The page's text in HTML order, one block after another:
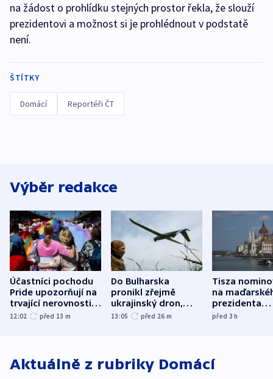
na žádost o prohlídku stejných prostor řekla, že slouží
prezidentovi a možnost si je prohlédnout v podstatě
není.
ŠTÍTKY
Domácí Reportéři ČT
Výběr redakce
Účastníci pochodu
Pride upozorňují na
trvající nerovnosti i
společenskou
12:02 před 13 m
Do Bulharska
pronikl zřejmě
ukrajinský dron,
explodoval kilometr
13:05 před 26 m
Tisza
na
prezidenta
bývalého
před 3h
Aktuálně z rubriky Domácí